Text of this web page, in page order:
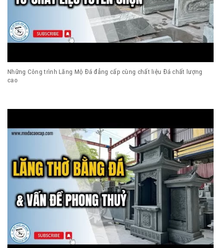
Những Công trình Lăng Mộ Đá đẳng cấp cùng chất liệu Đá chất lượng
cao